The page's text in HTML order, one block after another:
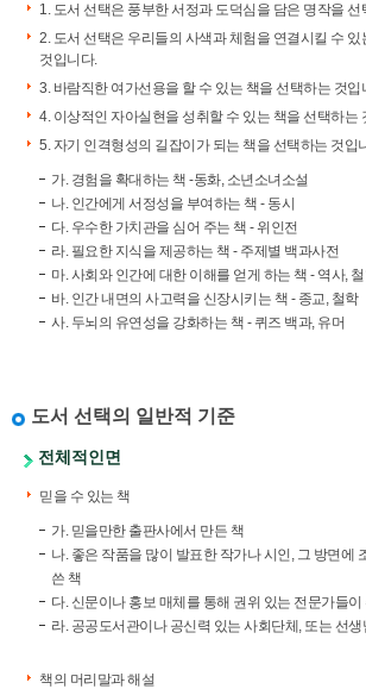
1. 도서 선택은 풍부한 서정과 도덕심을 담은 명작을
2. 도서 선택은 우리들의 사색과 체험을 연결시킬 수 있
것입니다.
3. 바람직한 여가선용을 할 수 있는 책을 선택하는 것입
4. 이상적인 자아실현을 성취할 수 있는 책을 선택하는
5. 자기 인격형성의 길잡이가 되는 책을 선택하는 것입
가. 경험을 확대하는 책 -동화, 소년소녀소설
나. 인간에게 서정성을 부여하는 책 - 동시
다. 우수한 가치관을 심어 주는 책 - 위인전
라. 필요한 지식을 제공하는 책 - 주제별 백과사전
마. 사회와 인간에 대한 이해를 얻게 하는 책 - 역사,
바. 인간 내면의 사고력을 신장시키는 책 - 종교, 철학
사. 두뇌의 유연성을 강화하는 책 - 퀴즈 백과, 유머
도서 선택의 일반적 기준
전체적인면
믿을 수 있는 책
가. 믿을만한 출판사에서 만든 책
나. 좋은 작품을 많이 발표한 작가나 시인, 그 방면에
쓴 책
다. 신문이나 홍보 매체를 통해 권위 있는 전문가들이
라. 공공도서관이나 공신력 있는 사회단체, 또는 선
책의 머리말과 해설